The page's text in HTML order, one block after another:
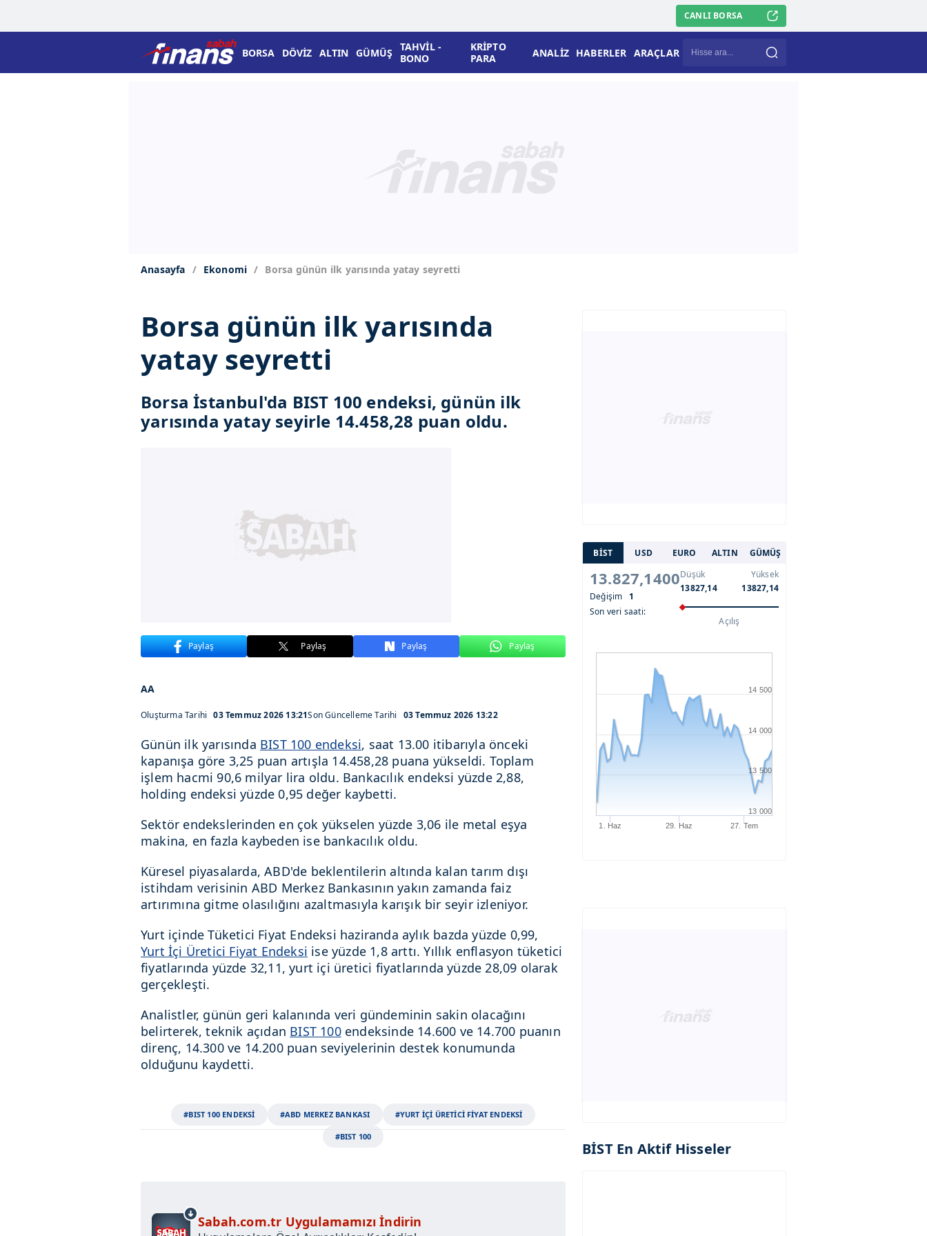
CANLI BORSA
BORSA DÖVİZ ALTIN GÜMÜŞ
TAHVİL -
BONO
KRİPTO
PARA
ANALİZ HABERLER ARAÇLAR
Anasayfa Ekonomi Borsa günün ilk yarısında yatay seyretti
Borsa günün ilk yarısında
yatay seyretti
Borsa İstanbul'da BIST 100 endeksi, günün ilk
yarısında yatay seyirle 14.458,28 puan oldu.
Paylaş Paylaş Paylaş Paylaş
AA
Oluşturma Tarihi 03 Temmuz 2026 13:21Son Güncelleme Tarihi 03 Temmuz 2026 13:22
Günün ilk yarısında BIST 100 endeksi, saat 13.00 itibarıyla önceki
kapanışa göre 3,25 puan artışla 14.458,28 puana yükseldi. Toplam
işlem hacmi 90,6 milyar lira oldu. Bankacılık endeksi yüzde 2,88,
holding endeksi yüzde 0,95 değer kaybetti.
Sektör endekslerinden en çok yükselen yüzde 3,06 ile metal eşya
makina, en fazla kaybeden ise bankacılık oldu.
Küresel piyasalarda, ABD'de beklentilerin altında kalan tarım dışı
istihdam verisinin ABD Merkez Bankasının yakın zamanda faiz
artırımına gitme olasılığını azaltmasıyla karışık bir seyir izleniyor.
Yurt içinde Tüketici Fiyat Endeksi haziranda aylık bazda yüzde 0,99,
Yurt İçi Üretici Fiyat Endeksi ise yüzde 1,8 arttı. Yıllık enflasyon tüketici
fiyatlarında yüzde 32,11, yurt içi üretici fiyatlarında yüzde 28,09 olarak
gerçekleşti.
Analistler, günün geri kalanında veri gündeminin sakin olacağını
belirterek, teknik açıdan BIST 100endeksinde 14.600 ve 14.700 puanın
direnç, 14.300 ve 14.200 puan seviyelerinin destek konumunda
olduğunu kaydetti.
#BIST 100 ENDEKSİ #ABD MERKEZ BANKASI #YURT İÇİ ÜRETİCİ FİYAT ENDEKSİ
#BIST 100
Sabah.com.tr Uygulamamızı İndirin
BİST USD EURO ALTIN GÜMÜŞ
13.827,1400
Değişim 1
Son veri saati:
Düşük
13827,14
Yüksek
13827,14
Açılış
1. Haz 29. Haz 27. Tem
13 000
13 500
14 000
14 500
BİST En Aktif Hisseler